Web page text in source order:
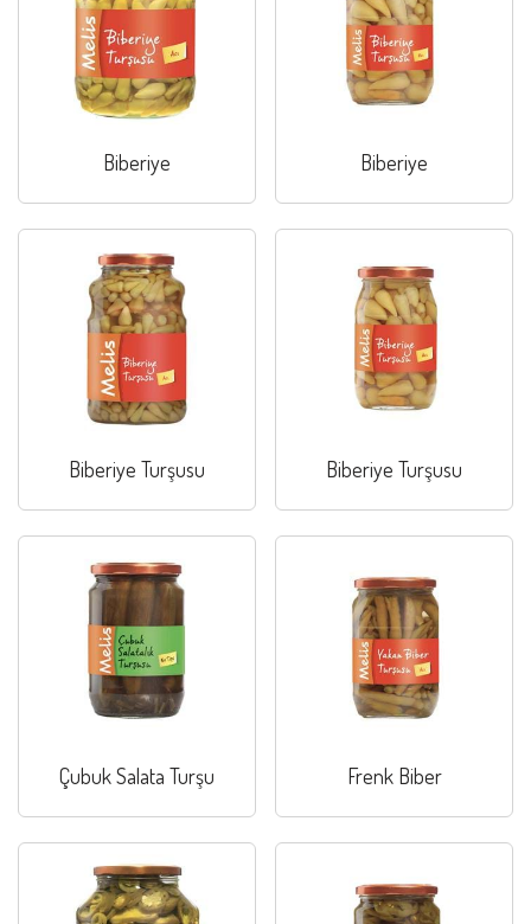
Biberiye Biberiye
Biberiye Turşusu Biberiye Turşusu
Çubuk Salata Turşu Frenk Biber